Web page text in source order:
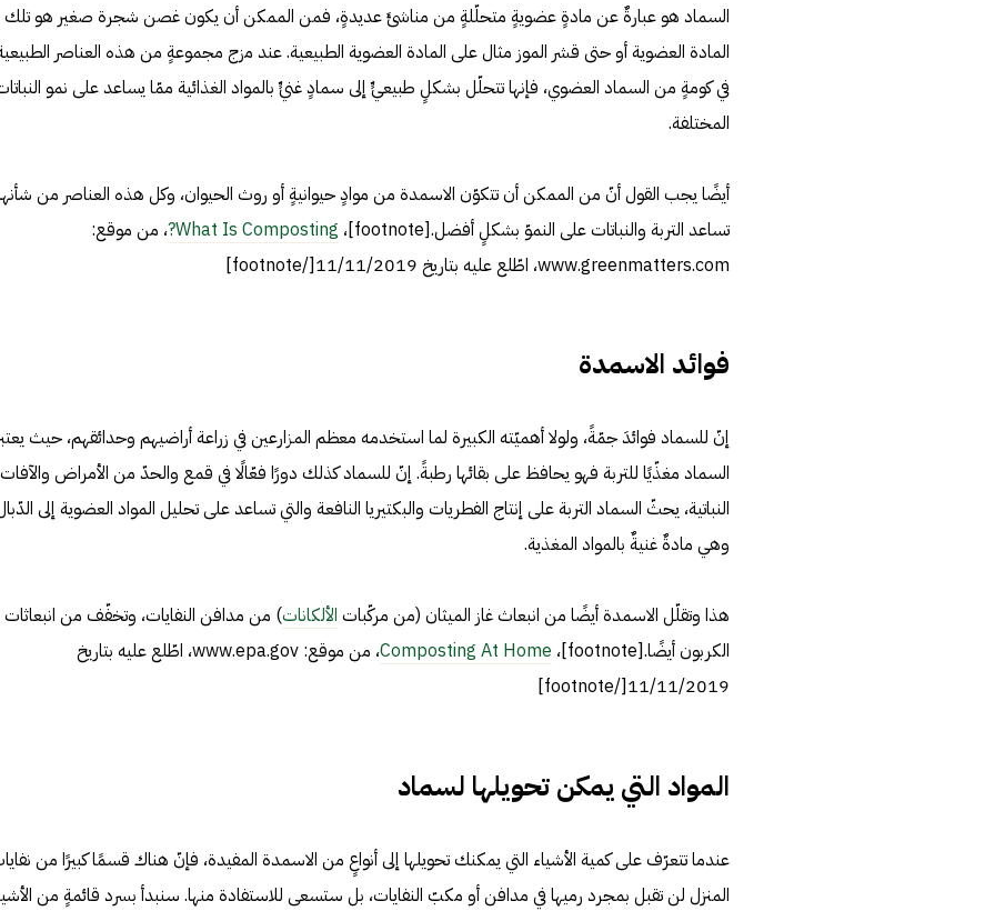
السماد هو عبارةٌ عن مادةٍ عضويةٍ متحلّلةٍ من مناشئَ عديدةٍ، فمن الممكن أن يكون غصن شجرة صغير هو تلك
المادة العضوية أو حتى قشر الموز مثال على المادة العضوية الطبيعية. عند مزج مجموعةٍ من هذه العناصر
في كومةٍ من السماد العضوي، فإنها تتحلّل بشكلٍ طبيعيٍّ إلى سمادٍ غنيٍّ بالمواد الغذائية ممّا يساعد على نمو
المختلفة.
أيضًا يجب القول أنّ من الممكن أن تتكوّن الاسمدة من موادٍ حيوانيةٍ أو روث الحيوان، وكل هذه العناصر من
تساعد التربة والنباتات على النموّ بشكلٍ أفضل.[footnote]،
What Is Composting? ، من موقع:
www.greenmatters.com، اطّلع عليه بتاريخ 11/11/2019[/footnote]
فوائد الاسمدة
إنّ للسماد فوائدَ جمّةً، ولولا أهميّته الكبيرة لما استخدمه معظم المزارعين في زراعة أراضيهم وحدائقهم، حيث
السماد مغذّيًا للتربة فهو يحافظ على بقائها رطبةً. إنّ للسماد كذلك دورًا فعّالًا في قمع والحدّ من الأمراض والآفات
النباتية، يحثّ السماد التربة على إنتاج الفطريات والبكتيريا النافعة والتي تساعد على تحليل المواد العضوية إلى
وهي مادةٌ غنيةٌ بالمواد المغذية.
هذا وتقلّل الاسمدة أيضًا من انبعاث غاز الميثان (من مركّبات الألكانات) من مدافن النفايات، وتخفّف من انبعاثات
الكربون أيضًا.[footnote]،
Composting At Home
، من موقع: www.epa.gov، اطّلع عليه بتاريخ
11/11/2019[/footnote]
المواد التي يمكن تحويلها لسماد
عندما تتعرّف على كمية الأشياء التي يمكنك تحويلها إلى أنواعٍ من الاسمدة المفيدة، فإنّ هناك قسمًا كبيرًا من
المنزل لن تقبل بمجرد رميها في مدافن أو مكبّ النفايات، بل ستسعى للاستفادة منها. سنبدأ بسرد قائمةٍ من